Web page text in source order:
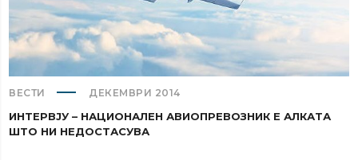
ВЕСТИ ДЕКЕМВРИ 2014
ИНТЕРВЈУ – НАЦИОНАЛЕН АВИОПРЕВОЗНИК Е АЛКАТА
ШТО НИ НЕДОСТАСУВА